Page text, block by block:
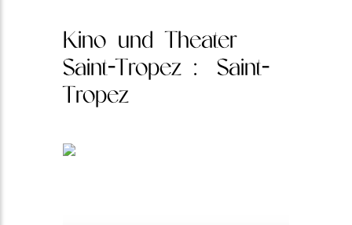
Kino und Theater
Saint-Tropez : Saint-
Tropez